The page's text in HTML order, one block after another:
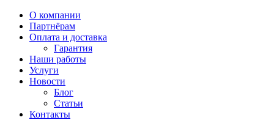
О компании
Партнёрам
Оплата и доставка
Гарантия
Наши работы
Услуги
Новости
Блог
Статьи
Контакты